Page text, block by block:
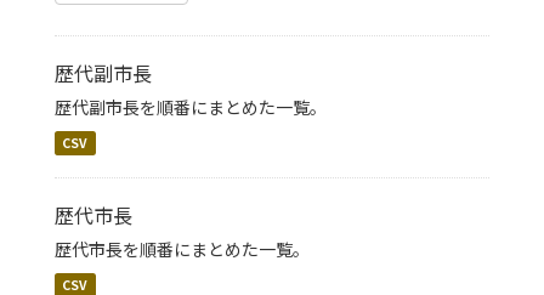
歴代副市長
歴代副市長を順番にまとめた一覧。
CSV
歴代市長
歴代市長を順番にまとめた一覧。
CSV